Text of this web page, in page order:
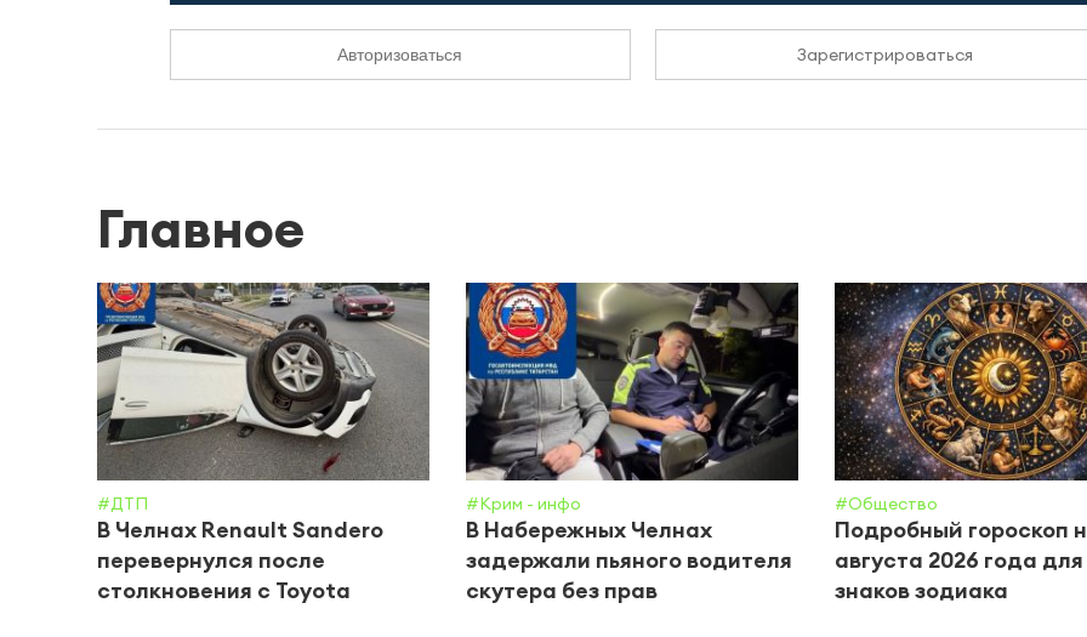
Авторизоваться Зарегистрироваться
Главное
#ДТП
В Челнах Renault Sandero
перевернулся после
столкновения с Toyota
#Крим - инфо
В Набережных Челнах
задержали пьяного водителя
скутера без прав
#Общество
Подробный гороскоп
августа 2026 года
знаков зодиака